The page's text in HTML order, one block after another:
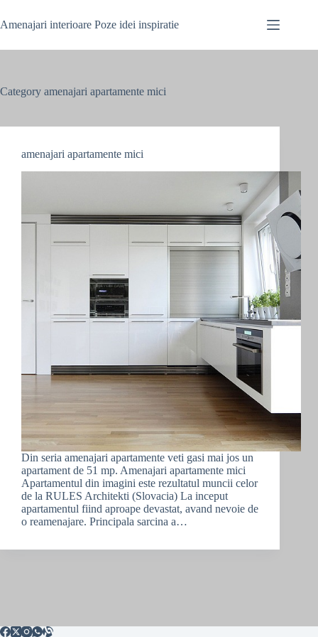
to
content
Amenajari interioare Poze idei inspiratie
Category amenajari apartamente mici
amenajari apartamente mici
Din seria amenajari apartamente veti gasi mai jos un
apartament de 51 mp. Amenajari apartamente mici
Apartamentul din imagini este rezultatul muncii celor
de la RULES Architekti (Slovacia) La inceput
apartamentul fiind aproape devastat, avand nevoie de
o reamenajare. Principala sarcina a…